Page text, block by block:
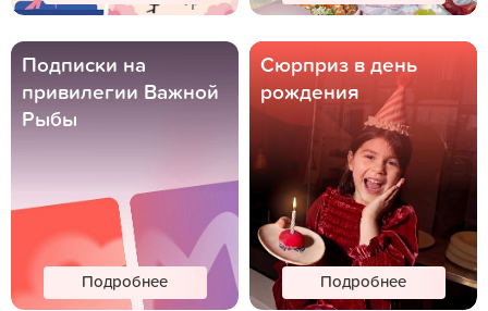
Подписки на
привилегии Важной
Рыбы
Подробнее
Сюрприз в день
рождения
Подробнее